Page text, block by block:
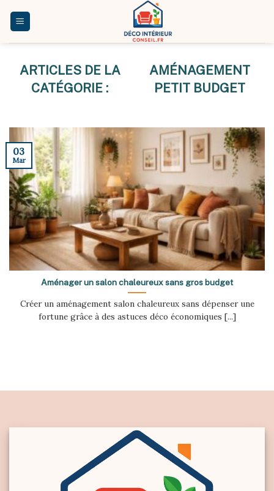
AMÉNAGEMENT
PETIT BUDGET
Aménager un salon chaleureux sans gros budget
Créer un aménagement salon chaleureux sans dépenser une
fortune grâce à des astuces déco économiques [...]
03
Mar